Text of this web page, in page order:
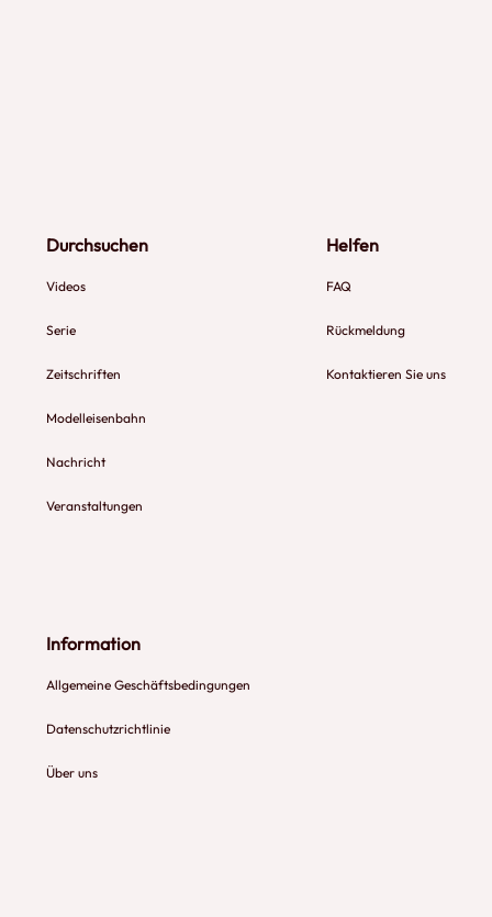
Durchsuchen
Videos
Serie
Zeitschriften
Modelleisenbahn
Nachricht
Veranstaltungen
Helfen
FAQ
Rückmeldung
Kontaktieren Sie uns
Information
Allgemeine Geschäftsbedingungen
Datenschutzrichtlinie
Über uns